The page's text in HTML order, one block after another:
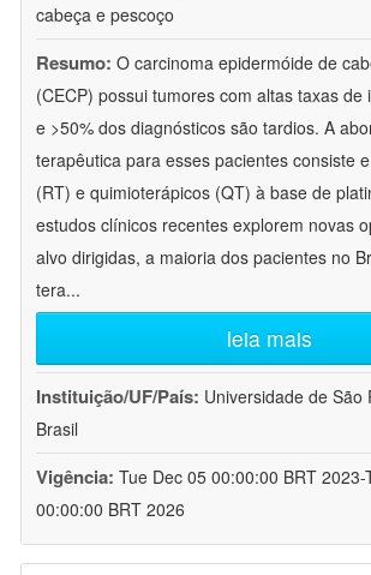
cabeça e pescoço
Resumo: O carcinoma epidermóide de
(CECP) possui tumores com altas taxas de
e >50% dos diagnósticos são tardios. A
terapêutica para esses pacientes consiste
(RT) e quimioterápicos (QT) à base de
estudos clínicos recentes explorem novas
alvo dirigidas, a maioria dos pacientes no
tera...
leia mais
Instituição/UF/País: Universidade de São
Brasil
Vigência: Tue Dec 05 00:00:00 BRT 2023-
00:00:00 BRT 2026